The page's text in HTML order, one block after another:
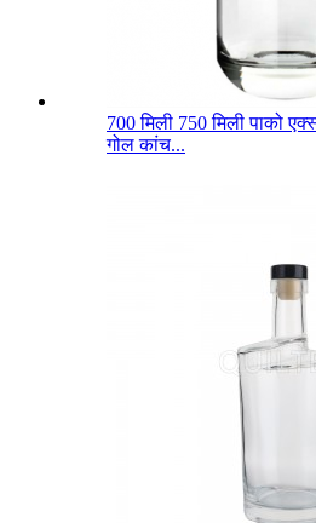
700 मिली 750 मिली पाको
गोल कांच...